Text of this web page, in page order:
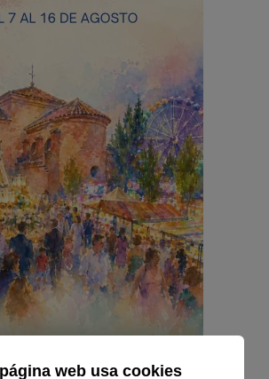
web usa cookies